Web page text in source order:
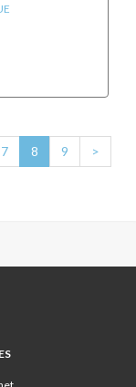
7 8 9
>